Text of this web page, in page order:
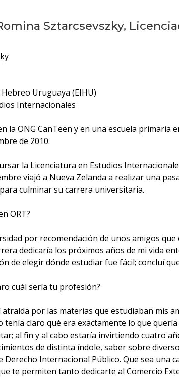
Sztarcsevszky,
Uruguaya (EIHU)
Internacionales
la ONG CanTeen y en una escuela primaria
de 2010.
la Licenciatura en Estudios
viajó a Nueva Zelanda a realizar una
culminar su carrera universitaria.
ORT?
por recomendación de unos amigos
dedicaría los próximos años de mi vida
de elegir dónde estudiar fue fácil; concluí
cuál sería tu profesión?
por las materias que estudiaban mis
tenía claro qué era exactamente lo que
al fin y al cabo estaría invirtiendo cuatro
de distinta índole, saber sobre
Internacional Público. Que sea una
te permiten tanto dedicarte al Comercio